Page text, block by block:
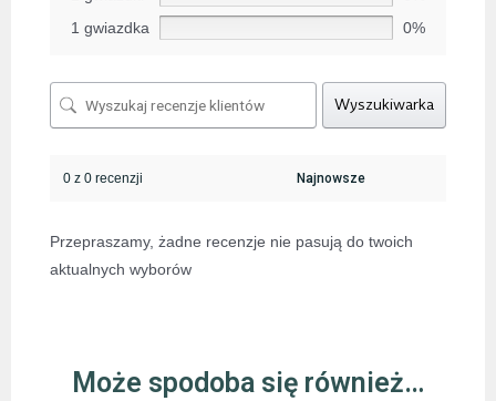
1 gwiazdka
0%
Wyszukiwarka
0 z 0 recenzji
Przepraszamy, żadne recenzje nie pasują do twoich
aktualnych wyborów
Może spodoba się również…